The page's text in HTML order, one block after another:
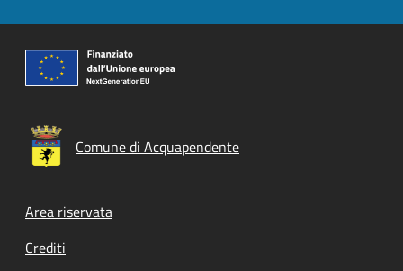
Comune di Acquapendente
Footer menu
Area riservata
Crediti